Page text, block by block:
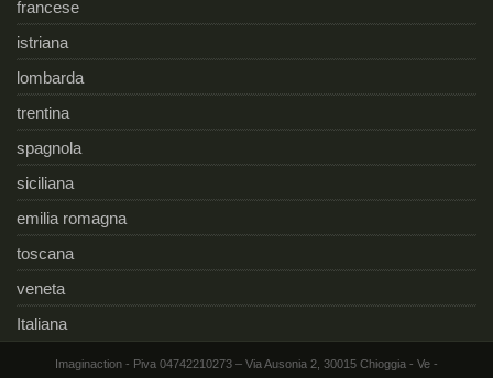
francese
istriana
lombarda
trentina
spagnola
siciliana
emilia romagna
toscana
veneta
Italiana
Imaginaction - Piva 04742210273 – Via Ausonia 2, 30015 Chioggia - Ve -